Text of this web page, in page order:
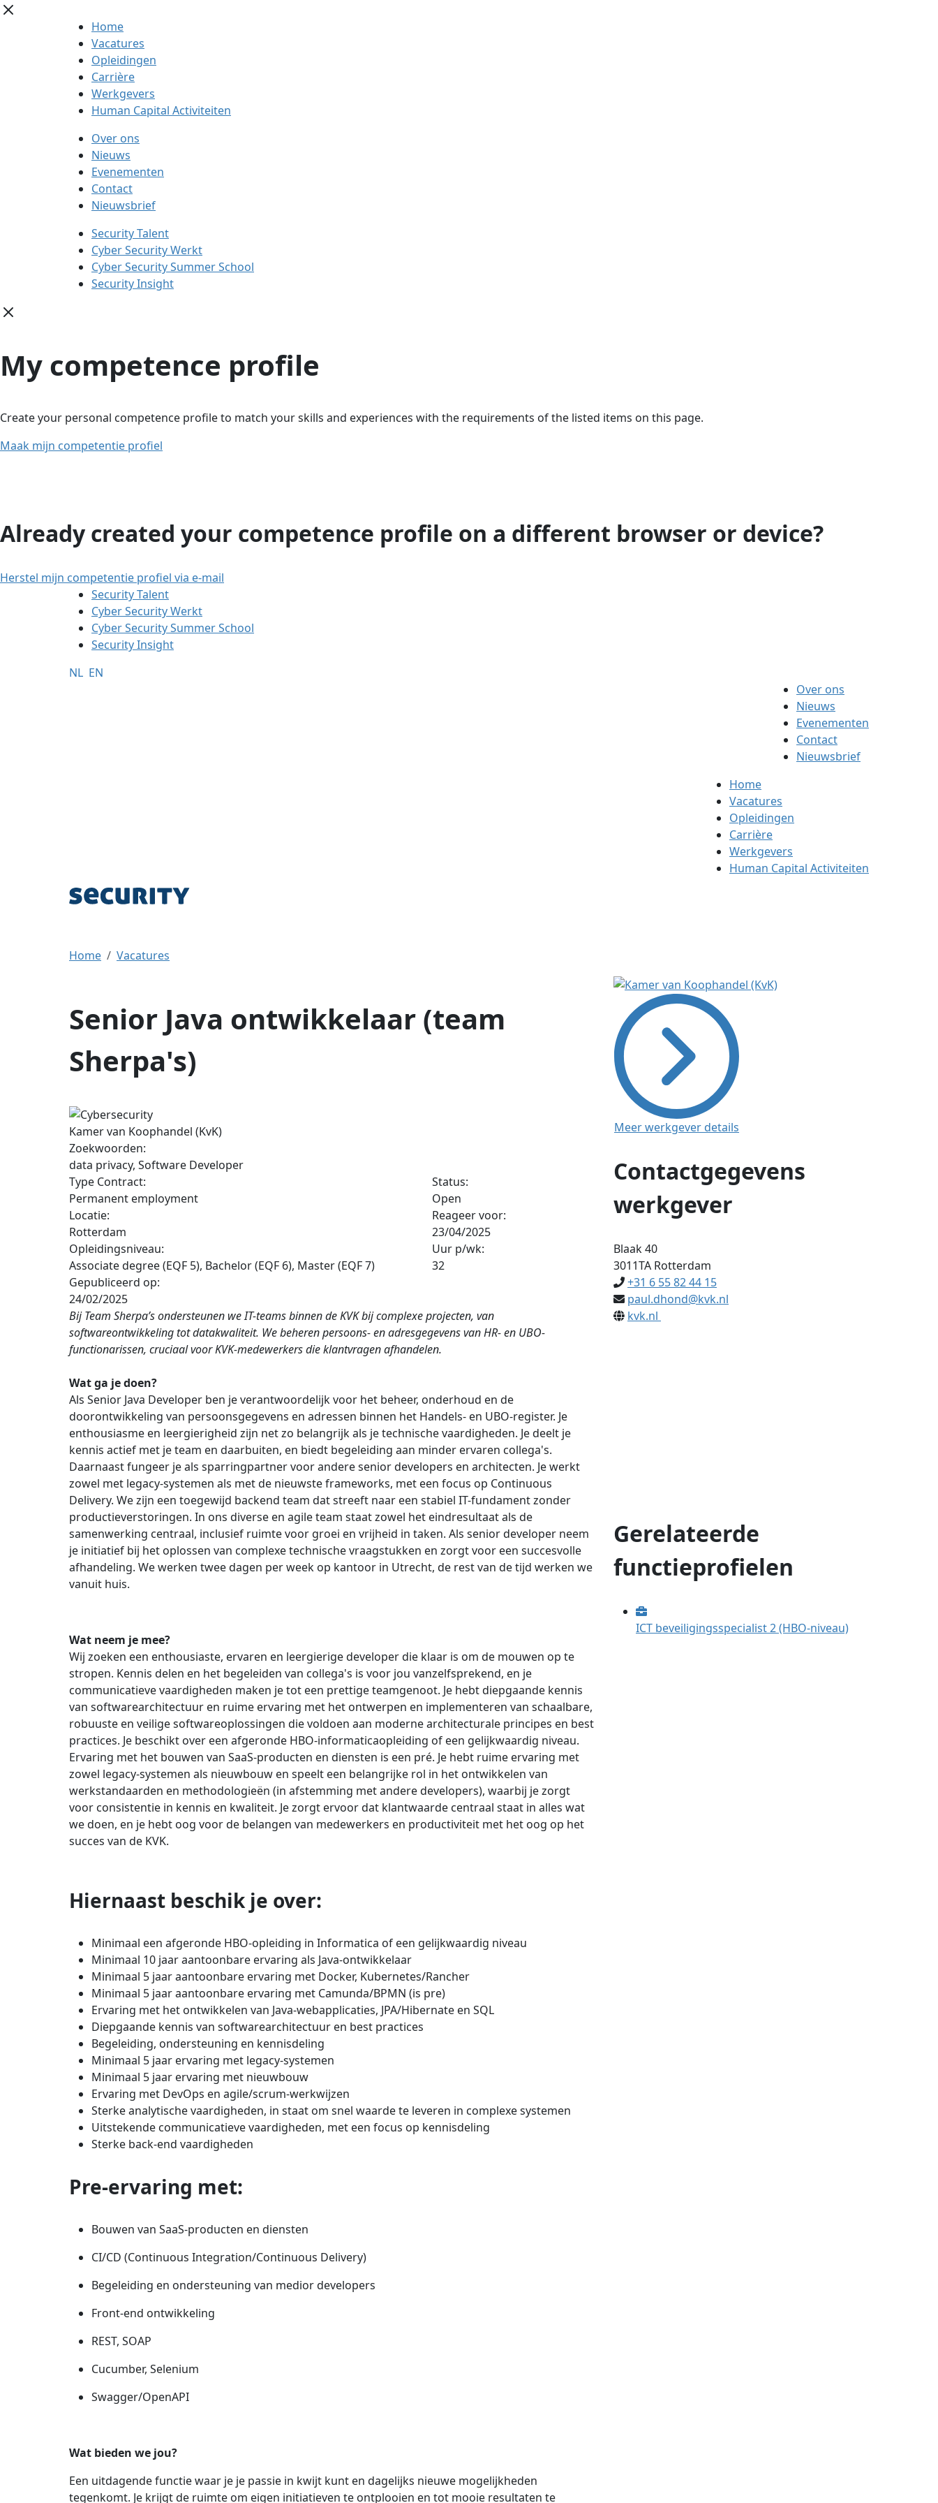
Home
Vacatures
Opleidingen
Carrière
Werkgevers
Human Capital Activiteiten
Over ons
Nieuws
Evenementen
Contact
Nieuwsbrief
Security Talent
Cyber Security Werkt
Cyber Security Summer School
Security Insight
My competence profile
Create your personal competence profile to match your skills and experiences with the requirements of the listed items on this page.
Maak mijn competentie profiel
Already created your competence profile on a different browser or device?
Herstel mijn competentie profiel via e-mail
Security Talent
Cyber Security Werkt
Cyber Security Summer School
Security Insight
NL EN
Over ons
Nieuws
Evenementen
Contact
Nieuwsbrief
Home
Vacatures
Opleidingen
Carrière
Werkgevers
Human Capital Activiteiten
Home Vacatures
Senior Java ontwikkelaar (team
Sherpa's)
Kamer van Koophandel (KvK)
Zoekwoorden:
data privacy, Software Developer
Type Contract:
Permanent employment
Locatie:
Rotterdam
Opleidingsniveau:
Associate degree (EQF 5), Bachelor (EQF 6), Master (EQF 7)
Gepubliceerd op:
24/02/2025
Status:
Open
Reageer voor:
23/04/2025
Uur p/wk:
32
Bij Team Sherpa’s ondersteunen we IT-teams binnen de KVK bij complexe projecten, van
softwareontwikkeling tot datakwaliteit. We beheren persoons- en adresgegevens van HR- en UBO-
functionarissen, cruciaal voor KVK-medewerkers die klantvragen afhandelen.
Wat ga je doen?
Als Senior Java Developer ben je verantwoordelijk voor het beheer, onderhoud en de
doorontwikkeling van persoonsgegevens en adressen binnen het Handels- en UBO-register. Je
enthousiasme en leergierigheid zijn net zo belangrijk als je technische vaardigheden. Je deelt je
kennis actief met je team en daarbuiten, en biedt begeleiding aan minder ervaren collega's.
Daarnaast fungeer je als sparringpartner voor andere senior developers en architecten. Je werkt
zowel met legacy-systemen als met de nieuwste frameworks, met een focus op Continuous
Delivery. We zijn een toegewijd backend team dat streeft naar een stabiel IT-fundament zonder
productieverstoringen. In ons diverse en agile team staat zowel het eindresultaat als de
samenwerking centraal, inclusief ruimte voor groei en vrijheid in taken. Als senior developer neem
je initiatief bij het oplossen van complexe technische vraagstukken en zorgt voor een succesvolle
afhandeling. We werken twee dagen per week op kantoor in Utrecht, de rest van de tijd werken we
vanuit huis.
Wat neem je mee?
Wij zoeken een enthousiaste, ervaren en leergierige developer die klaar is om de mouwen op te
stropen. Kennis delen en het begeleiden van collega's is voor jou vanzelfsprekend, en je
communicatieve vaardigheden maken je tot een prettige teamgenoot. Je hebt diepgaande kennis
van softwarearchitectuur en ruime ervaring met het ontwerpen en implementeren van schaalbare,
robuuste en veilige softwareoplossingen die voldoen aan moderne architecturale principes en best
practices. Je beschikt over een afgeronde HBO-informaticaopleiding of een gelijkwaardig niveau.
Ervaring met het bouwen van SaaS-producten en diensten is een pré. Je hebt ruime ervaring met
zowel legacy-systemen als nieuwbouw en speelt een belangrijke rol in het ontwikkelen van
werkstandaarden en methodologieën (in afstemming met andere developers), waarbij je zorgt
voor consistentie in kennis en kwaliteit. Je zorgt ervoor dat klantwaarde centraal staat in alles wat
we doen, en je hebt oog voor de belangen van medewerkers en productiviteit met het oog op het
succes van de KVK.
Hiernaast beschik je over:
Minimaal een afgeronde HBO-opleiding in Informatica of een gelijkwaardig niveau
Minimaal 10 jaar aantoonbare ervaring als Java-ontwikkelaar
Minimaal 5 jaar aantoonbare ervaring met Docker, Kubernetes/Rancher
Minimaal 5 jaar aantoonbare ervaring met Camunda/BPMN (is pre)
Ervaring met het ontwikkelen van Java-webapplicaties, JPA/Hibernate en SQL
Diepgaande kennis van softwarearchitectuur en best practices
Begeleiding, ondersteuning en kennisdeling
Minimaal 5 jaar ervaring met legacy-systemen
Minimaal 5 jaar ervaring met nieuwbouw
Ervaring met DevOps en agile/scrum-werkwijzen
Sterke analytische vaardigheden, in staat om snel waarde te leveren in complexe systemen
Uitstekende communicatieve vaardigheden, met een focus op kennisdeling
Sterke back-end vaardigheden
Pre-ervaring met:
Bouwen van SaaS-producten en diensten
CI/CD (Continuous Integration/Continuous Delivery)
Begeleiding en ondersteuning van medior developers
Front-end ontwikkeling
REST, SOAP
Cucumber, Selenium
Swagger/OpenAPI
Wat bieden we jou?
Een uitdagende functie waar je je passie in kwijt kunt en dagelijks nieuwe mogelijkheden
tegenkomt. Je krijgt de ruimte om eigen initiatieven te ontplooien en tot mooie resultaten te
Meer werkgever details
Contactgegevens
werkgever
Blaak 40
3011TA Rotterdam
+31 6 55 82 44 15
paul.dhond@kvk.nl
kvk.nl
Gerelateerde
functieprofielen
ICT beveiligingsspecialist 2 (HBO-niveau)